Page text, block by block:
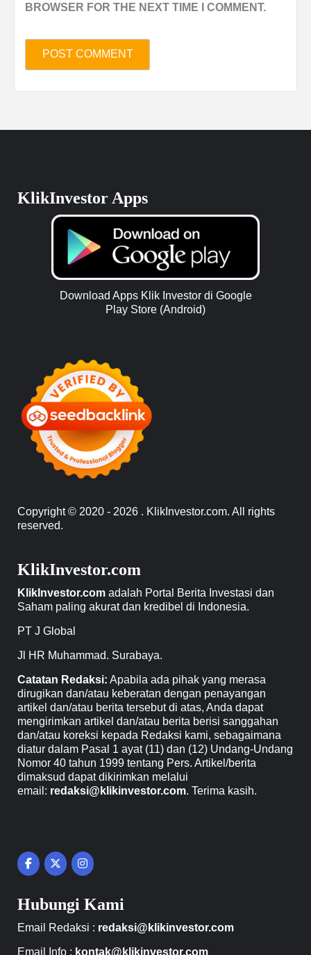
BROWSER FOR THE NEXT TIME I COMMENT.
KlikInvestor Apps
Download Apps Klik Investor di Google
Play Store (Android)
Copyright © 2020 - 2026 . KlikInvestor.com. All rights
reserved.
KlikInvestor.com
KlikInvestor.com adalah Portal Berita Investasi dan
Saham paling akurat dan kredibel di Indonesia.
PT J Global
Jl HR Muhammad. Surabaya.
Catatan Redaksi: Apabila ada pihak yang merasa
dirugikan dan/atau keberatan dengan penayangan
artikel dan/atau berita tersebut di atas, Anda dapat
mengirimkan artikel dan/atau berita berisi sanggahan
dan/atau koreksi kepada Redaksi kami, sebagaimana
diatur dalam Pasal 1 ayat (11) dan (12) Undang-Undang
Nomor 40 tahun 1999 tentang Pers. Artikel/berita
dimaksud dapat dikirimkan melalui
email: redaksi@klikinvestor.com. Terima kasih.
Hubungi Kami
Email Redaksi : redaksi@klikinvestor.com
Email Info : kontak@klikinvestor.com